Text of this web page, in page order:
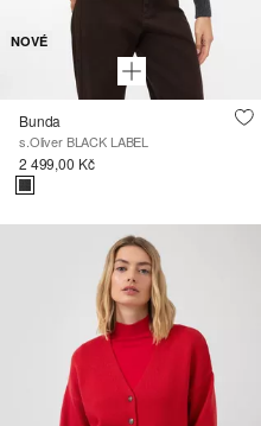
NOVÉ
Bunda
s.Oliver BLACK LABEL
2 499,00 Kč